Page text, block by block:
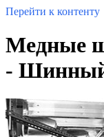
Перейти к контенту
-